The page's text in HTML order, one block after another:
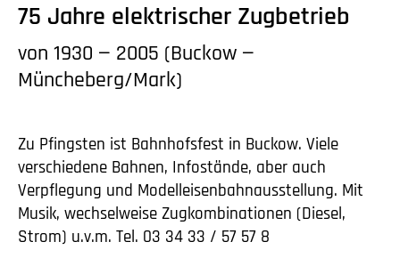
75 Jahre elektrischer Zugbetrieb
von 1930 — 2005 (Buckow —
Müncheberg/Mark)
Zu Pfingsten ist Bahnhofsfest in Buckow. Viele
verschiedene Bahnen, Infostände, aber auch
Verpflegung und Modelleisenbahnausstellung. Mit
Musik, wechselweise Zugkombinationen (Diesel,
Strom) u.v.m. Tel. 03 34 33 / 57 57 8